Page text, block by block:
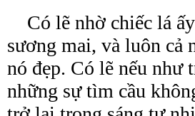
Có lẽ nhờ chiếc lá
sương mai, và luôn cả
nó đẹp. Có lẽ nếu như
những sự tìm cầu